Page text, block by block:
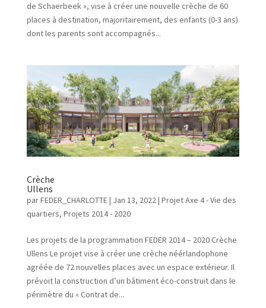
de Schaerbeek », vise à créer une nouvelle crèche de 60
places à destination, majoritairement, des enfants (0-3 ans)
dont les parents sont accompagnés...
Crèche
Ullens
parFEDER_CHARLOTTE| Jan 13, 2022| Projet Axe 4 - Vie des
quartiers, Projets 2014 - 2020
Les projets de la programmation FEDER 2014 – 2020 Crèche
Ullens Le projet vise à créer une crèche néérlandophone
agréée de 72 nouvelles places avec un espace extérieur. Il
prévoit la construction d’un bâtiment éco-construit dans le
périmètre du « Contrat de...